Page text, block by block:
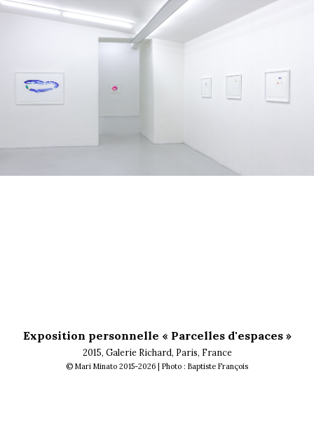
Exposition personnelle « Parcelles d'espaces »
2015, Galerie Richard, Paris, France
© Mari Minato 2015-2026 | Photo : Baptiste François
Galerie Richard
« Série Gallo-Romain ∀1 »